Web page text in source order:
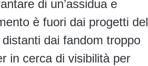
di un’assidua e
è fuori dai progetti del
dai fandom troppo
in cerca di visibilità per